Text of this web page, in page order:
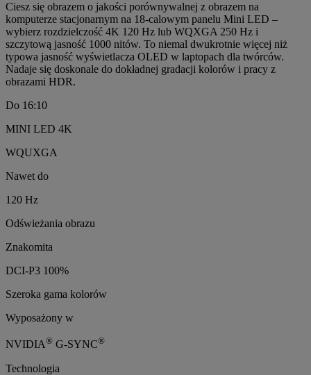
Ciesz się obrazem o jakości porównywalnej z obrazem na
komputerze stacjonarnym na 18-calowym panelu Mini LED –
wybierz rozdzielczość 4K 120 Hz lub WQXGA 250 Hz i
szczytową jasność 1000 nitów. To niemal dwukrotnie więcej niż
typowa jasność wyświetlacza OLED w laptopach dla twórców.
Nadaje się doskonale do dokładnej gradacji kolorów i pracy z
obrazami HDR.
Do 16:10
MINI LED 4K
WQUXGA
Nawet do
120 Hz
Odświeżania obrazu
Znakomita
DCI-P3 100%
Szeroka gama kolorów
Wyposażony w
NVIDIA® G-SYNC®
Technologia